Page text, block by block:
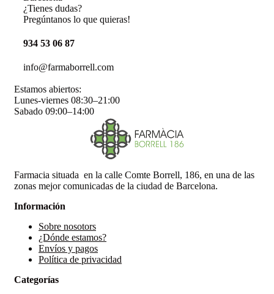
¿Tienes dudas?
Pregúntanos lo que quieras!
934 53 06 87
info@farmaborrell.com
Estamos abiertos:
Lunes-viernes 08:30–21:00
Sabado 09:00–14:00
Farmacia situada en la calle Comte Borrell, 186, en una de las
zonas mejor comunicadas de la ciudad de Barcelona.
Información
Sobre nosotors
¿Dónde estamos?
Envíos y pagos
Política de privacidad
Categorías